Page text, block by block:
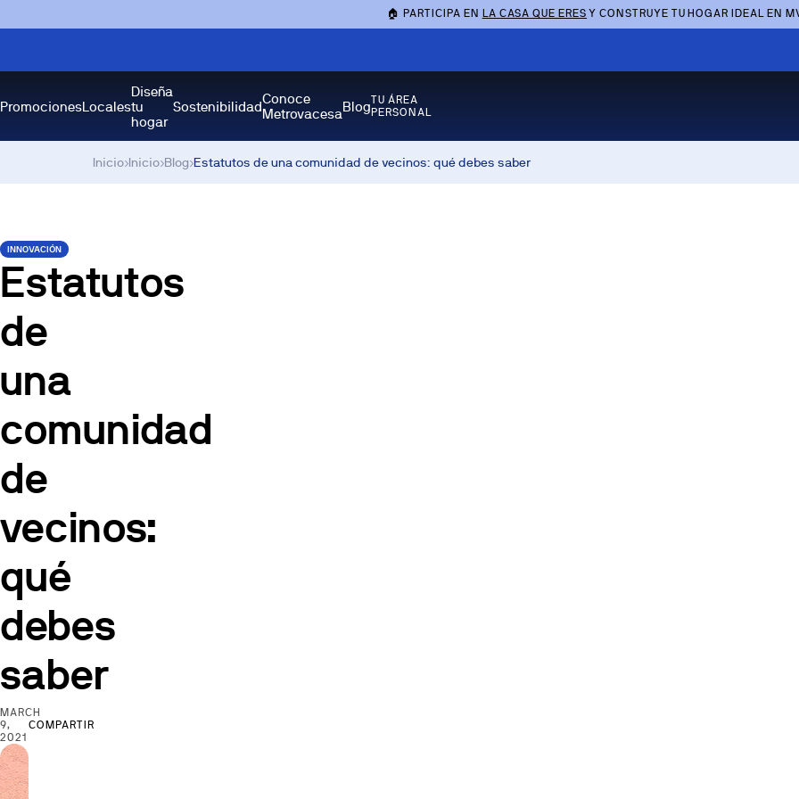
🏠 PARTICIPA EN LA CASA QUE ERES Y CONSTRUYE TU HOGAR IDEAL EN
PromocionesLocales
Diseña
tu
hogar
SostenibilidadConoce
MetrovacesaBlogTU ÁREA
PERSONAL
Inicio›Inicio›Blog›Estatutos de una comunidad de vecinos: qué debes saber
INNOVACIÓN
Estatutos
de
una
comunidad
de
vecinos:
qué
debes
saber
MARCH
9,
2021
COMPARTIR